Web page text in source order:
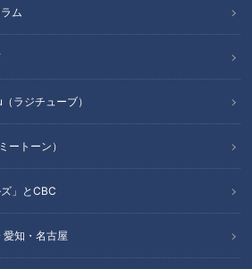
ム
ラジチューブ）
ートーン）
」とCBC
知・名古屋
いい」と語り「成田養魚園」で日々修
とに業界史上最高の１億円を超えるか
」がとあるオークションに出品される
。
意気込み成田社長。果たして・・・
ポウSP コイに恋して」
・三重で放送されたものです。